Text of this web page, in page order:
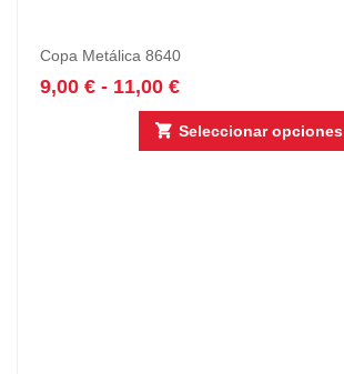
Copa Metálica 8640
9,00 € - 11,00 €
Seleccionar opciones